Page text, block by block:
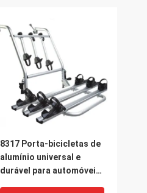
8317 Porta-bicicletas de
alumínio universal e
durável para automóveis